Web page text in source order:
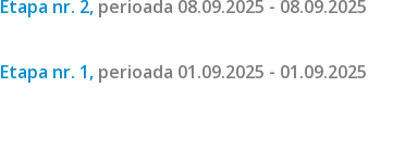
Etapa nr. 2, perioada 08.09.2025 - 08.09.2025
Etapa nr. 1, perioada 01.09.2025 - 01.09.2025